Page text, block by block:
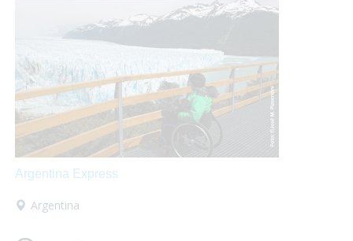
animas? Turismo accesible con todas las garantías!
Argentina Express
Argentina